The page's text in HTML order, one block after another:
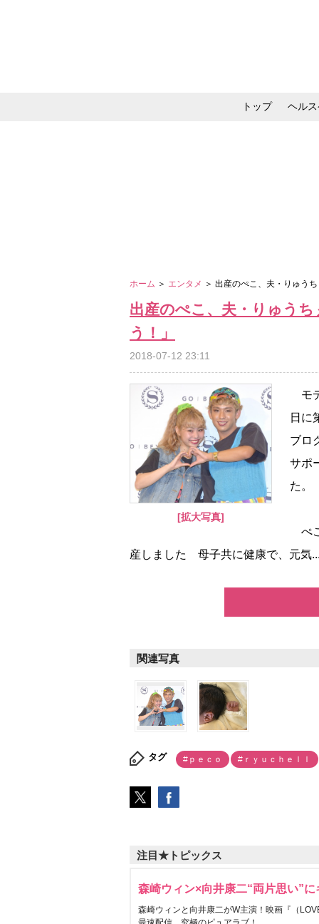
トップ ヘル
ホーム ＞ エンタメ ＞ 出産のぺこ、夫・りゅう
出産のぺこ、夫・りゅう
う！」
2018-07-12 23:11
[拡大写真]
モ
日に
ブロ
サポ
た。
ぺ
産しました 母子共に健康で、元気
関連写真
タグ #ｐｅｃｏ #ｒｙｕｃｈｅｌｌ
注目★トピックス
森崎ウィン×向井康二“両片思い”
森崎ウィンと向井康二がW主演！映画『（